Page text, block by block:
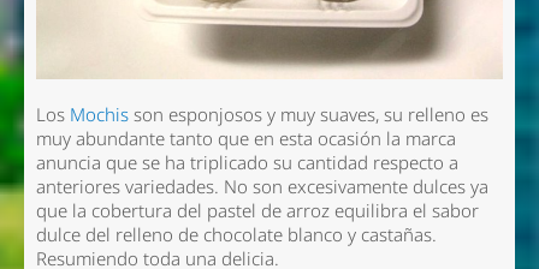
Los Mochisson esponjosos y muy suaves, su relleno es
muy abundante tanto que en esta ocasión la marca
anuncia que se ha triplicado su cantidad respecto a
anteriores variedades. No son excesivamente dulces ya
que la cobertura del pastel de arroz equilibra el sabor
dulce del relleno de chocolate blanco y castañas.
Resumiendo toda una delicia.